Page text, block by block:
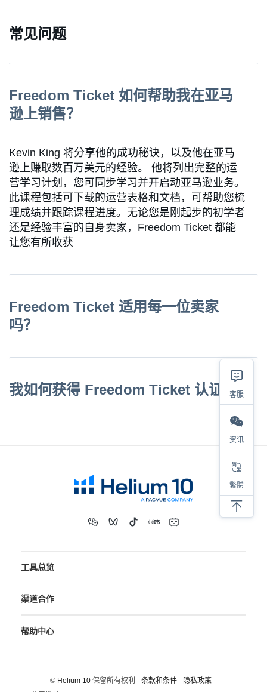
常见问题
Freedom Ticket 如何帮助我在亚马
逊上销售？
Kevin King 将分享他的成功秘诀，以及他在亚马
逊上赚取数百万美元的经验。 他将列出完整的运
营学习计划，您可同步学习并开启动亚马逊业务。
此课程包括可下载的运营表格和文档，可帮助您梳
理成绩并跟踪课程进度。无论您是刚起步的初学者
还是经验丰富的自身卖家，Freedom Ticket 都能
让您有所收获
Freedom Ticket 适用每一位卖家
吗？
我如何获得 Freedom Ticket 认证？
工具总览
渠道合作
帮助中心
© Helium 10保留所有权利 条款和条件
隐私政策
客服
资讯
繁體